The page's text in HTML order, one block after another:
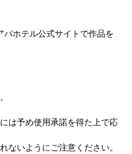
ホテル公式サイトで作品を
は予め使用承諾を得た上で応
ないようにご注意ください。